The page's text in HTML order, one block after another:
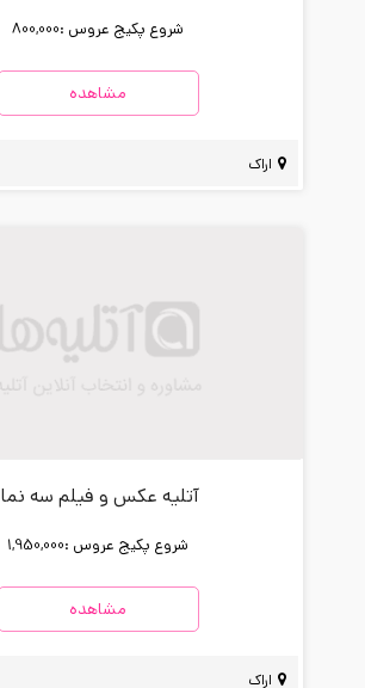
شروع پکیج عروس :800,000
مشاهده
اراک
آتلیه عکس و فیلم سه نما
شروع پکیج عروس :1,950,000
مشاهده
اراک